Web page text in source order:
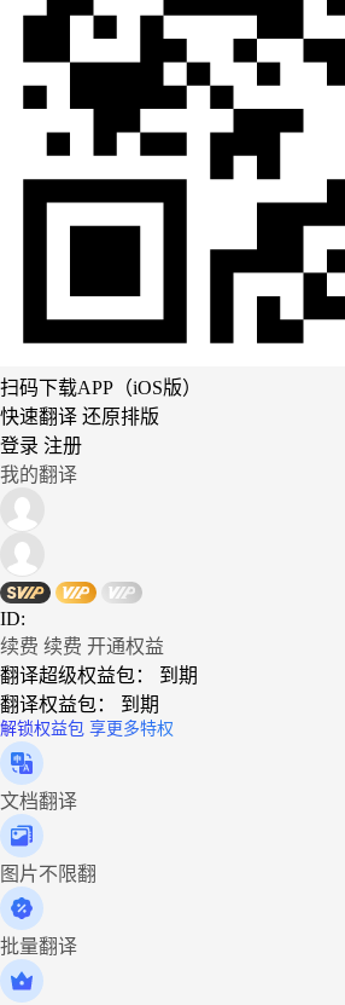
扫码下载APP（iOS版）
快速翻译 还原排版
登录 注册
我的翻译
ID:
续费 续费 开通权益
翻译超级权益包：
到期
翻译权益包：
到期
解锁权益包 享更多特权
文档翻译
图片不限翻
批量翻译